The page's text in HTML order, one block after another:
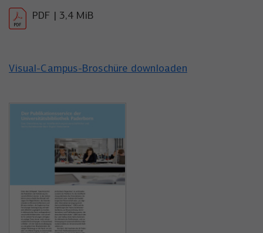
PDF | 3,4 MiB
Visual-Campus-Broschüre downloaden